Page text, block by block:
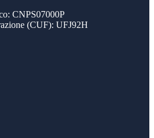
CNPS07000P
(CUF): UFJ92H